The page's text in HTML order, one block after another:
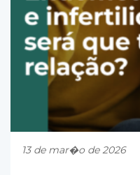
13 de mar�o de 2026